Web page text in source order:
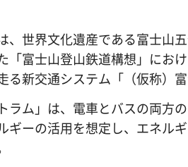
、世界文化遺産である富士山
「富士山登山鉄道構想」にお
る新交通システム「（仮称）
ラム」は、電車とバスの両方
ギーの活用を想定し、エネル